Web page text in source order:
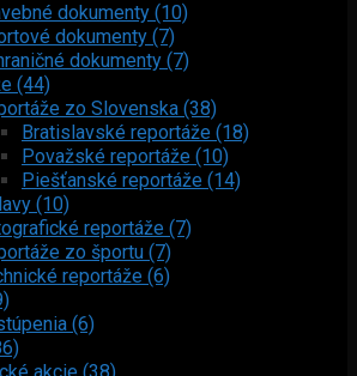
dokumenty (10)
dokumenty (7)
dokumenty (7)
(44)
zo Slovenska (38)
Bratislavské reportáže (18)
Považské reportáže (10)
Piešťanské reportáže (14)
(10)
reportáže (7)
zo športu (7)
reportáže (6)
(6)